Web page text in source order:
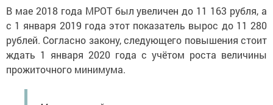
В мае 2018 года МРОТ был увеличен до 11 163 рубля, а
с 1 января 2019 года этот показатель вырос до 11 280
рублей. Согласно закону, следующего повышения стоит
ждать 1 января 2020 года с учётом роста величины
прожиточного минимума.